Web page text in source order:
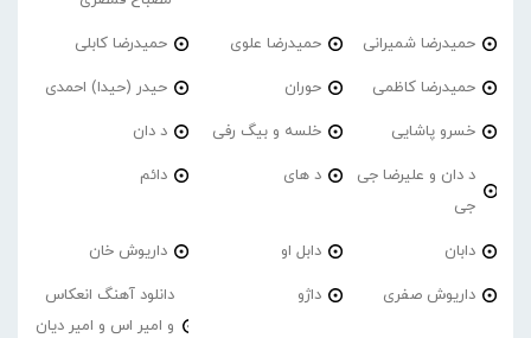
حمیدرضا شمیرانی حمیدرضا علوی حمیدرضا کابلی
حمیدرضا کاظمی حوران حیدر (حیدا) احمدی
خسرو پاشایی خلسه و بیگ رفی د دان
د دان و علیرضا جی
جی
د های دائم
دابان دابل او داریوش خان
داریوش صفری داژو
دانلود آهنگ انعکاس
و امیر اس و امیر دیان